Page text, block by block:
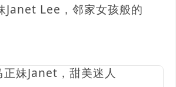
Janet Lee，邻家女孩般的